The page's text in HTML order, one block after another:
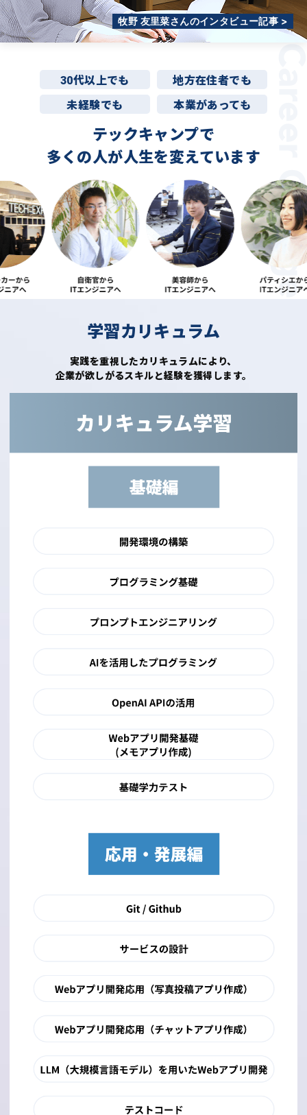
牧野 友里菜さんのインタビュー記事 >
30代以上でも
地方在住者でも
未経験でも
本業があっても
テックキャンプで
多くの人が人生を変えています
学習カリキュラム
実践を重視したカリキュラムにより、
企業が欲しがるスキルと経験を獲得します。